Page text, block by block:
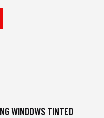
WINDOWS TINTED